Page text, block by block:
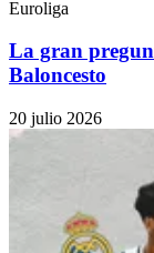
Euroliga
La gran
Baloncesto
20 julio 2026